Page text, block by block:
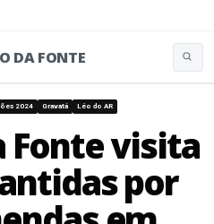
DA FONTE
2024 Gravatá Léo do AR
Fonte visita
por